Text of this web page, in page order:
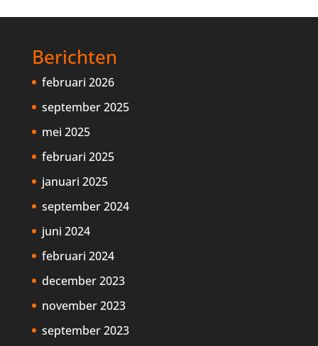
Berichten
februari 2026
september 2025
mei 2025
februari 2025
januari 2025
september 2024
juni 2024
februari 2024
december 2023
november 2023
september 2023